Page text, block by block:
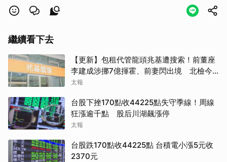
繼續看下去
【更新】包租代管龍頭兆基遭搜索！前董座
李建成涉挪7億揮霍、前妻閃出境 北檢今
約談
太報
台股下挫170點收44225點失守季線！周線
狂漲逾千點 股后川湖飆漲停
太報
台股跌170點收44225點 台積電小漲5元收
2370元